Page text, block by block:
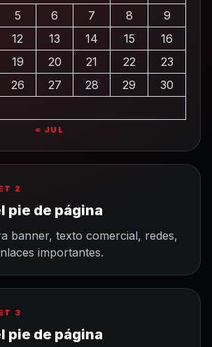
5 6 7 8
9
12 13 14 15
16
19 20 21 22
23
26 27 28 29
30
« JUL
2
pie de página
banner, texto comercial, redes,
importantes.
3
pie de página